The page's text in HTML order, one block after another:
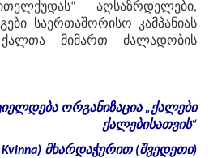
აღსაზრდელები,
საერთაშორისო კამპანიას
მიმართ ძალადობის
ორგანიზაცია„ქალები
ქალებისათვის“
მხარდაჭერით(შვედეთი)